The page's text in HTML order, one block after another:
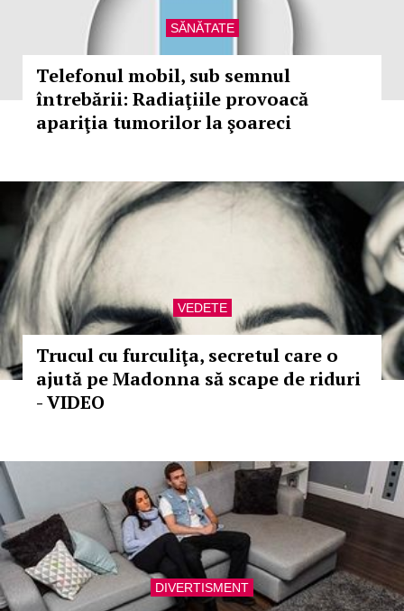
SĂNĂTATE
Telefonul mobil, sub semnul
întrebării: Radiaţiile provoacă
apariţia tumorilor la şoareci
VEDETE
Trucul cu furculiţa, secretul care o
ajută pe Madonna să scape de riduri
- VIDEO
DIVERTISMENT